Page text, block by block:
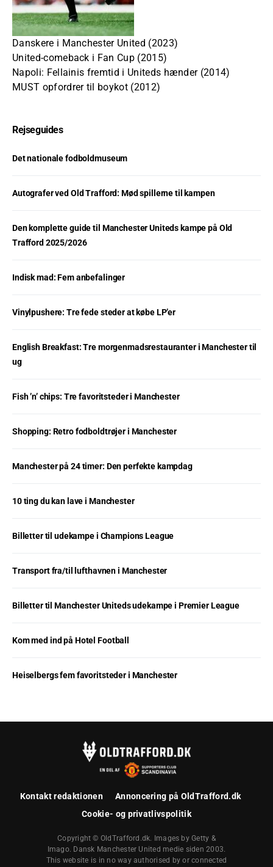
Danskere i Manchester United (2023)
United-comeback i Fan Cup (2015)
Napoli: Fellainis fremtid i Uniteds hænder (2014)
MUST opfordrer til boykot (2012)
Rejseguides
Det nationale fodboldmuseum
Autografer ved Old Trafford: Mød spillerne til kampen
Den komplette guide til Manchester Uniteds kampe på Old
Trafford 2025/2026
Indisk mad: Fem anbefalinger
Vinylpushere: Tre fede steder at købe LP’er
English Breakfast: Tre morgenmadsrestauranter i Manchester til
ug
Fish ’n’ chips: Tre favoritsteder i Manchester
Shopping: Retro fodboldtrøjer i Manchester
Manchester på 24 timer: Den perfekte kampdag
10 ting du kan lave i Manchester
Billetter til udekampe i Champions League
Transport fra/til lufthavnen i Manchester
Billetter til Manchester Uniteds udekampe i Premier League
Kom med ind på Hotel Football
Heiselbergs fem favoritsteder i Manchester
Kontakt redaktionen
Annoncering på OldTrafford.dk
Cookie- og privatlivspolitik
Copyright © OldTrafford.dk. Images by Getty &
Imago. Dansk Manchester United medie siden 2003.
This website is in no way authorised by or connected